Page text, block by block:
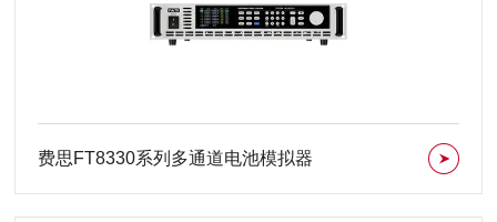
费思FT8330系列多通道电池模拟器